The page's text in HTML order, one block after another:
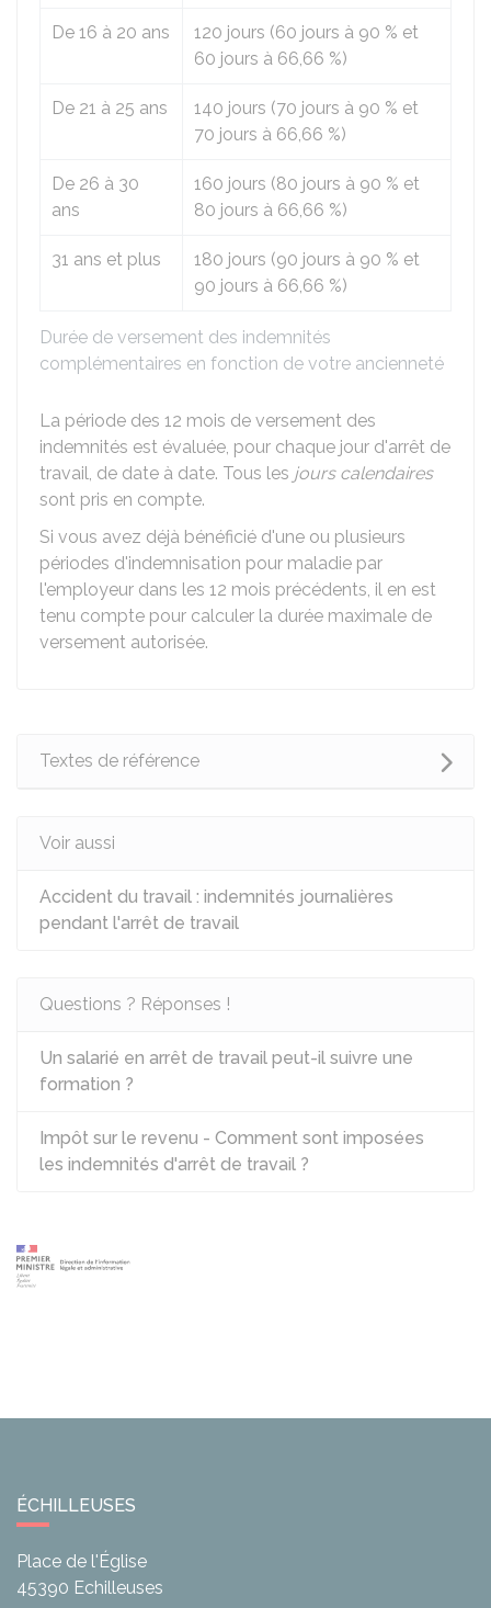
Durée de versement des indemnités
complémentaires en fonction de votre ancienneté
De 16 à 20 ans 120 jours (60 jours à 90 % et
60 jours à 66,66 %)
De 21 à 25 ans 140 jours (70 jours à 90 % et
70 jours à 66,66 %)
De 26 à 30
ans
160 jours (80 jours à 90 % et
80 jours à 66,66 %)
31 ans et plus 180 jours (90 jours à 90 % et
90 jours à 66,66 %)
La période des 12 mois de versement des
indemnités est évaluée, pour chaque jour d'arrêt de
travail, de date à date. Tous les jours calendaires
sont pris en compte.
Si vous avez déjà bénéficié d'une ou plusieurs
périodes d'indemnisation pour maladie par
l'employeur dans les 12 mois précédents, il en est
tenu compte pour calculer la durée maximale de
versement autorisée.
Textes de référence
Voir aussi
Accident du travail : indemnités journalières
pendant l'arrêt de travail
Questions ? Réponses !
Un salarié en arrêt de travail peut-il suivre une
formation ?
Impôt sur le revenu - Comment sont imposées
les indemnités d'arrêt de travail ?
ÉCHILLEUSES
Place de l'Église
45390 Echilleuses